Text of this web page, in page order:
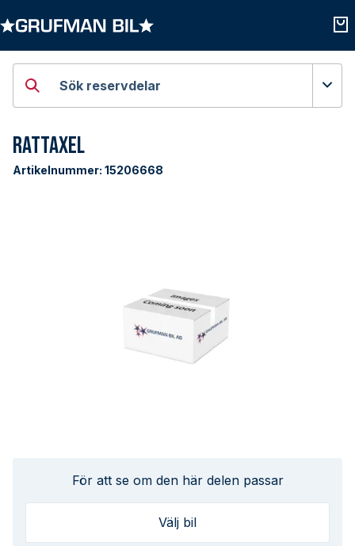
Sök reservdelar
Rattaxel
Artikelnummer: 15206668
För att se om den här delen passar
Välj bil